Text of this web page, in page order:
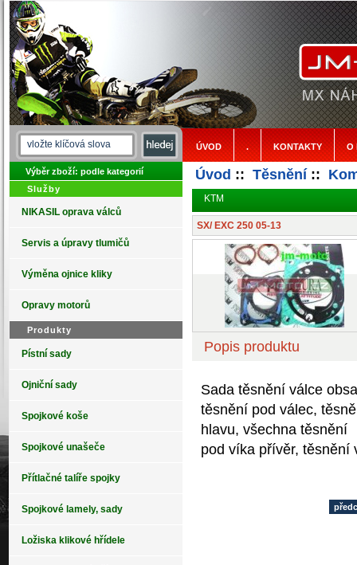
ÚVOD . KONTAKTY O
Výběr zboží: podle kategorií
Služby
NIKASIL oprava válců
Servis a úpravy tlumičů
Výměna ojnice kliky
Opravy motorů
Produkty
Pístní sady
Ojniční sady
Spojkové koše
Spojkové unašeče
Přítlačné talíře spojky
Spojkové lamely, sady
Ložiska klikové hřídele
Úvod :: Těsnění::
KTM
SX/ EXC 250 05-13
Popis produktu
Sada těsnění válce
těsnění pod válec,
hlavu, všechna těsnění
pod víka přívěr, těsnění